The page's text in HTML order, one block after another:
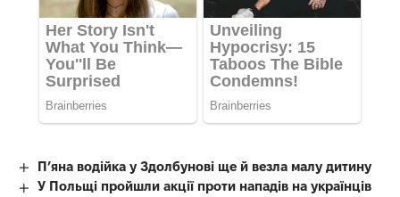
П’яна водійка у Здолбунові ще й везла малу дитину
У Польщі пройшли акції проти нападів на українців